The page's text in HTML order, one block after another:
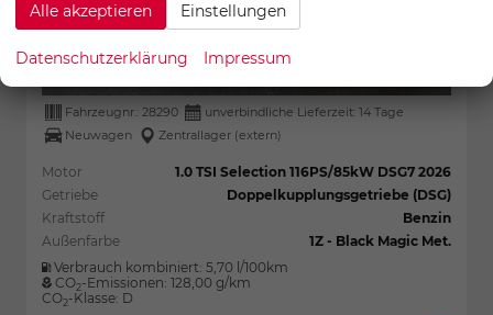
Fahrzeugnr.: 28290 unverbindliche Lieferzeit: 14 Tage
Neuwagen
Zentrallager (extern)
Motor
1.0 TSI Selection 116PS/85kW DSG7 2026
Getriebe
Doppelkupplungsgetriebe (DSG)
Kraftstoff
Benzin
Außenfarbe
1Z - Black Magic Met.
Verbrauch kombiniert: 5,70 l/100km
CO2-Emissionen: 128,00 g/km
CO2-Klasse: D
Alle akzeptieren Einstellungen
Datenschutzerklärung Impressum